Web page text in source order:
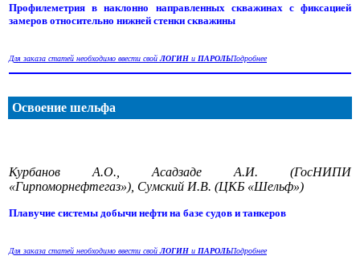
Профилеметрия в наклонно направленных скважинах с фиксацией
замеров относительно нижней стенки скважины
Для заказа статей необходимо ввести свойЛОГИН и ПАРОЛЬПодробнее
Освоение шельфа
Курбанов А.О., Асадзаде А.И. (ГосНИПИ
«Гирпоморнефтегаз»), Сумский И.В. (ЦКБ «Шельф»)
Плавучие системы добычи нефти на базе судов и танкеров
Для заказа статей необходимо ввести свойЛОГИН и ПАРОЛЬПодробнее